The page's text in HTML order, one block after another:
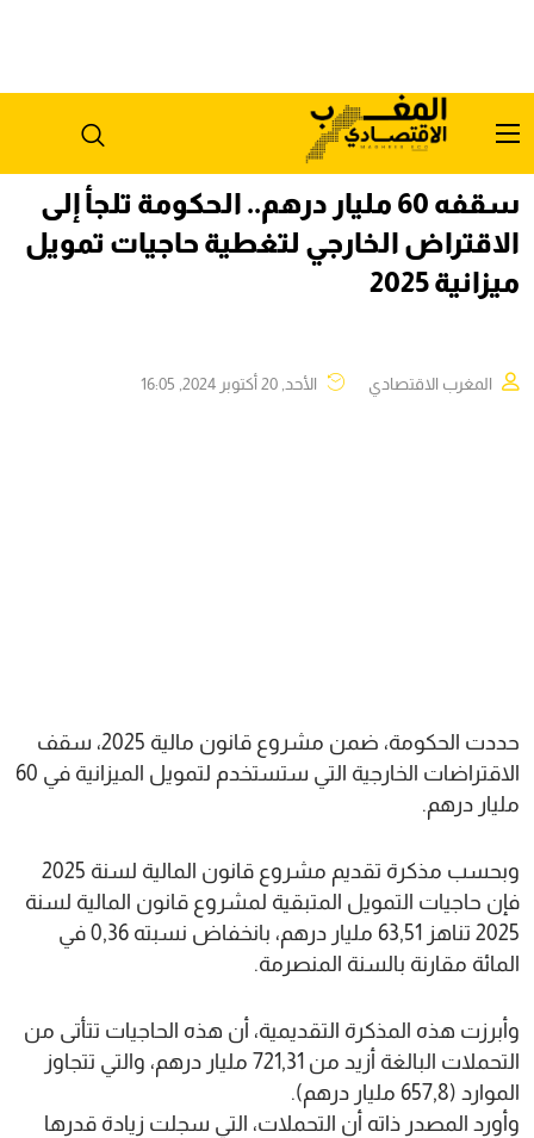
سقفه 60 مليار درهم.. الحكومة تلجأ إلى
الاقتراض الخارجي لتغطية حاجيات تمويل
ميزانية 2025
المغرب الاقتصادي الأحد, 20 أكتوبر 2024, 16:05
حددت الحكومة، ضمن مشروع قانون مالية 2025، سقف
الاقتراضات الخارجية التي ستستخدم لتمويل الميزانية في 60
مليار درهم.
وبحسب مذكرة تقديم مشروع قانون المالية لسنة 2025
فإن حاجيات التمويل المتبقية لمشروع قانون المالية لسنة
2025 تناهز 63,51 مليار درهم، بانخفاض نسبته 0,36 في
المائة مقارنة بالسنة المنصرمة.
وأبرزت هذه المذكرة التقديمية، أن هذه الحاجيات تتأتى من
التحملات البالغة أزيد من 721,31 مليار درهم، والتي تتجاوز
الموارد (657,8 مليار درهم).
وأورد المصدر ذاته أن التحملات، التي سجلت زيادة قدرها